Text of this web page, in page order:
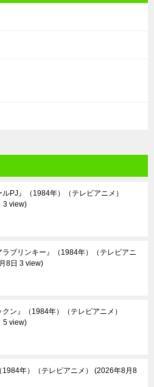
ルPJ』（1984年）（テレビアニメ）
3 view
ラブリンキー』（1984年）（テレビアニ
8日 3 view
クン』（1984年）（テレビアニメ）
5 view
1984年）（テレビアニメ）
2026年8月8